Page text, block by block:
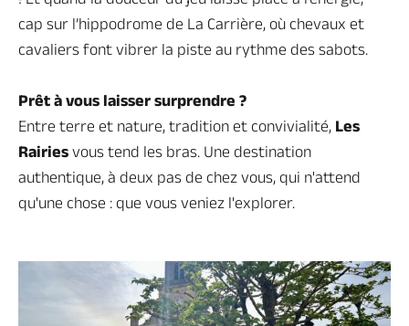
cap sur l’hippodrome de La Carrière, où chevaux et
cavaliers font vibrer la piste au rythme des sabots.
Prêt à vous laisser surprendre ?
Entre terre et nature, tradition et convivialité, Les
Rairies vous tend les bras. Une destination
authentique, à deux pas de chez vous, qui n'attend
qu'une chose : que vous veniez l'explorer.